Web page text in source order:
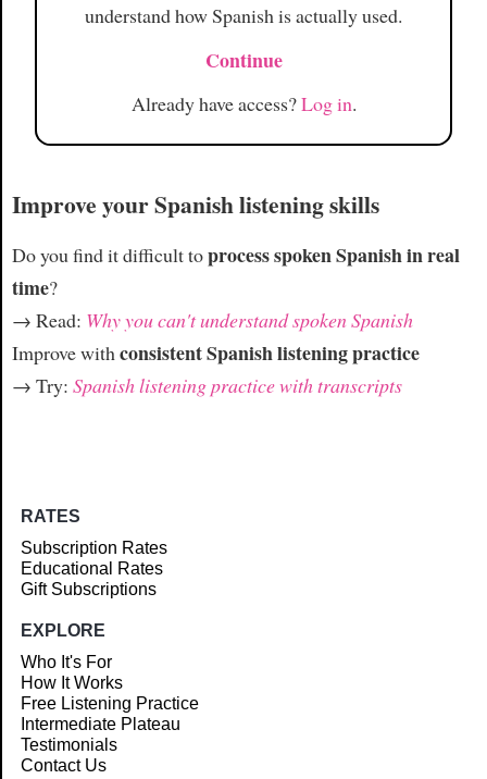
understand how Spanish is actually used.
Continue
Already have access?Log in.
Improve your Spanish listening skills
Do you find it difficult toprocess spoken Spanish in real
time?
→ Read: Why you can't understand spoken Spanish
Improve with consistent Spanish listening practice
→ Try: Spanish listening practice with transcripts
RATES
Subscription Rates
Educational Rates
Gift Subscriptions
EXPLORE
Who It's For
How It Works
Free Listening Practice
Intermediate Plateau
Testimonials
Contact Us